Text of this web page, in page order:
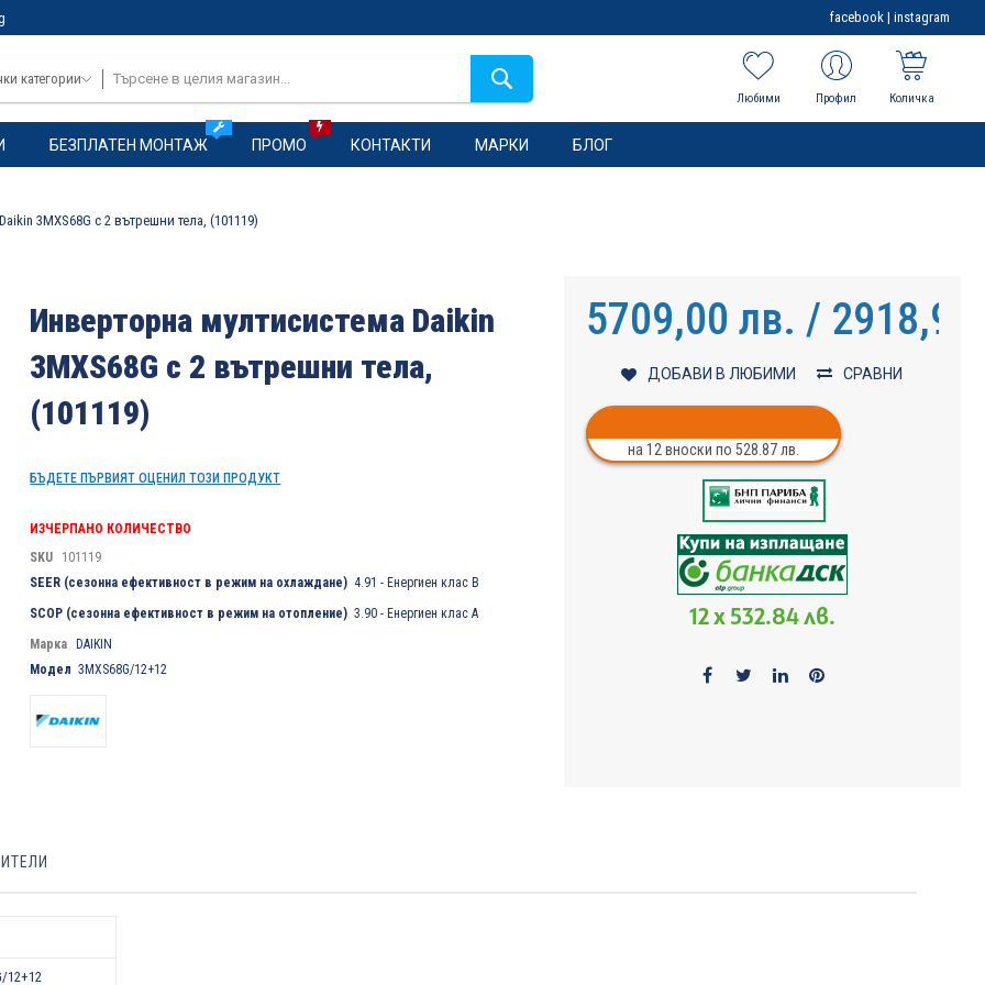
facebook | instagram
категории
Любими Профил Количка
БЕЗПЛАТЕН МОНТАЖ ПРОМО КОНТАКТИ МАРКИ БЛОГ
3MXS68G с 2 вътрешни тела, (101119)
Инверторна мултисистема Daikin
3MXS68G с 2 вътрешни тела,
(101119)
БЪДЕТЕ ПЪРВИЯТ ОЦЕНИЛ ТОЗИ ПРОДУКТ
ИЗЧЕРПАНО КОЛИЧЕСТВО
SKU
101119
SEER (сезонна ефективност в режим на охлаждане) 4.91 - Енергиен клас B
SCOP (сезонна ефективност в режим на отопление) 3.90 - Енергиен клас A
Марка DAIKIN
Модел 3MXS68G/12+12
5709,00 лв. / 2918,97
ДОБАВИ В ЛЮБИМИ СРАВНИ
на 12 вноски по 528.87 лв.
12 x 532.84 лв.
12+12